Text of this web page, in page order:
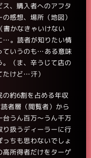
、購入者へのアフタ
感想、場所（地図）
かなきゃいけない
…。読者が知りたい情
ていうのも…ある意味
（ま、辛うじて店の
たけど…汗）
約6割を占める年収
者層（閲覧者）から
台うん百万～うん千万
扱うディーラーに行
ちも思わないでしょ
高所得者だけをターゲ